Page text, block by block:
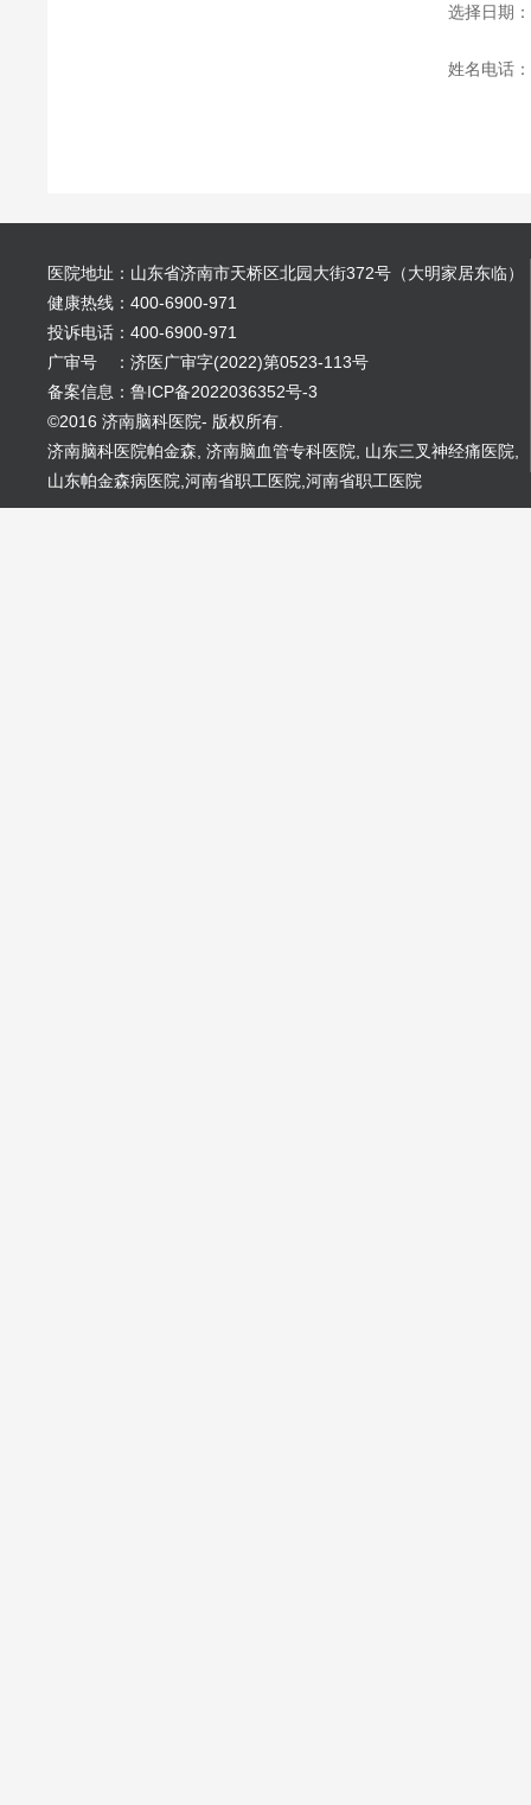
选择日期：
姓名电话：
医院地址：山东省济南市天桥区北园大街372号（大明家居东临）
健康热线：400-6900-971
投诉电话：400-6900-971
广审号 ：济医广审字(2022)第0523-113号
备案信息：鲁ICP备2022036352号-3
©2016 济南脑科医院- 版权所有.
济南脑科医院帕金森 济南脑血管专科医院 山东三叉神经痛医院
山东帕金森病医院 河南省职工医院 河南省职工医院